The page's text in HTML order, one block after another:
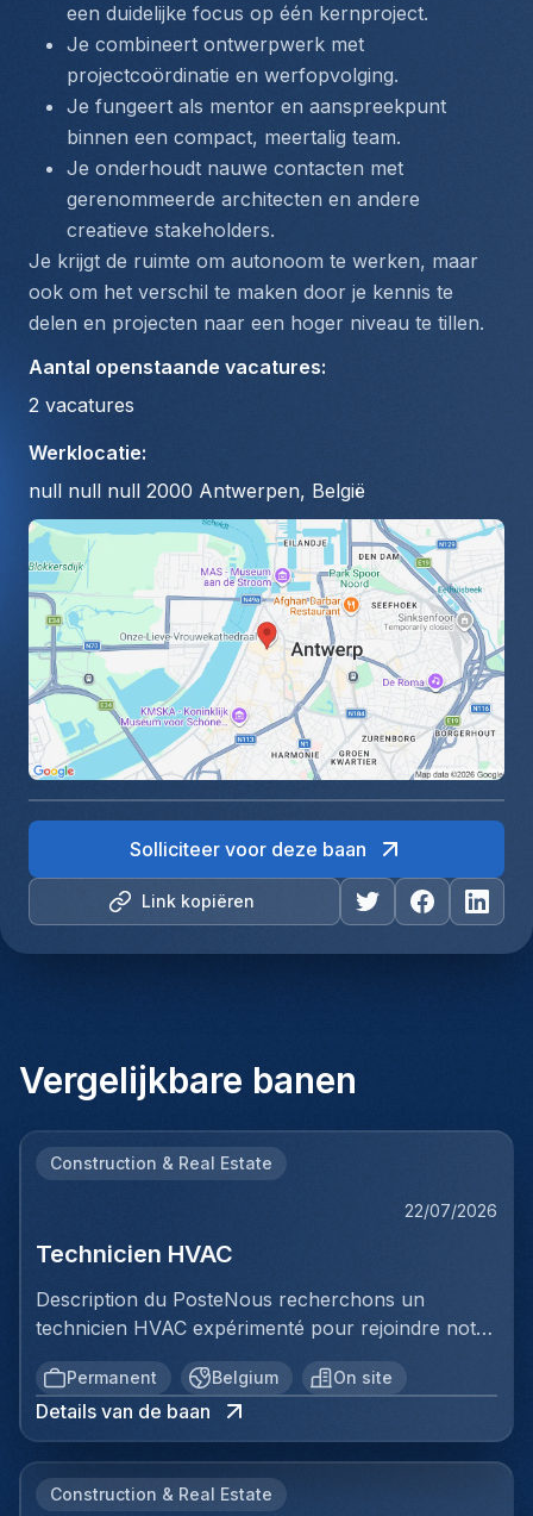
een duidelijke focus op één kernproject.
Je combineert ontwerpwerk met
projectcoördinatie en werfopvolging.
Je fungeert als mentor en aanspreekpunt
binnen een compact, meertalig team.
Je onderhoudt nauwe contacten met
gerenommeerde architecten en andere
creatieve stakeholders.
Je krijgt de ruimte om autonoom te werken, maar
ook om het verschil te maken door je kennis te
delen en projecten naar een hoger niveau te tillen.
Aantal openstaande vacatures:
2 vacatures
Werklocatie:
null null null 2000 Antwerpen, België
Link kopiëren
Solliciteer voor deze baan
Vergelijkbare banen
Construction & Real Estate
22/07/2026
Technicien HVAC
Description du PosteNous recherchons un
technicien HVAC expérimenté pour rejoindre notre
équipe en milieu hospitalier. Vous serez
responsable de l'installation, de la maintenance et
de la réparation des systèmes de chauffage,
ventilation et climatisation dans un environnement
fonctionnement optimal des systèmes HVAC pour
Permanent Belgium On site
Details van de baan
Construction & Real Estate